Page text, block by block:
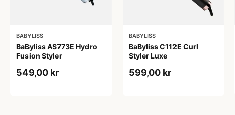
BABYLISS
BaByliss AS773E Hydro
Fusion Styler
549,00 kr
BABYLISS
BaByliss C112E Curl
Styler Luxe
599,00 kr